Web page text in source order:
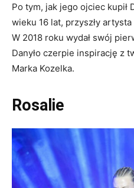
Po tym, jak jego ojciec kupił
wieku 16 lat, przyszły
W 2018 roku wydał swój
Danyło czerpie inspirację z
Marka Kozelka.
Rosalie